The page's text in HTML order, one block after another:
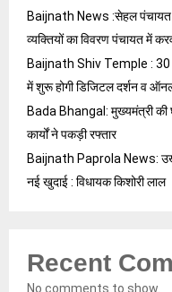
Baijnath News :सेहल पंचायत
व्यक्तियों का विवरण पंचायत में
Baijnath Shiv Temple : 30
में शुरू होगी डिजिटल दर्शन व
Bada Bhangal: मुख्यमंत्री की
कार्यों ने पकड़ी रफ्तार
Baijnath Paprola News:
नई खुदाई : विधायक किशोरी लाल
Recent
No comments to show.